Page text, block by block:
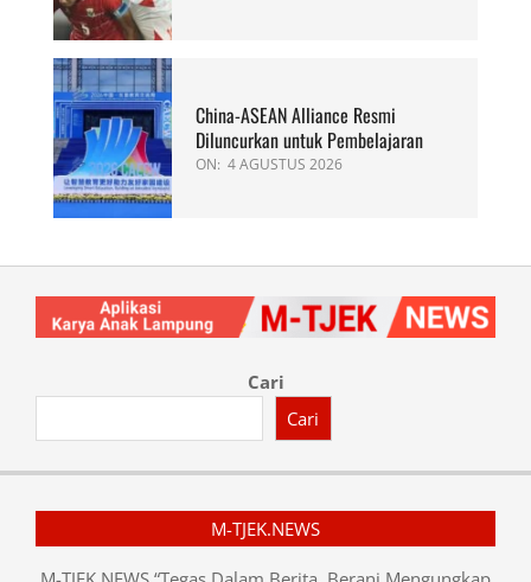
China-ASEAN Alliance Resmi
Diluncurkan untuk Pembelajaran
ON: 4 AGUSTUS 2026
Cari
Cari
M-TJEK.NEWS